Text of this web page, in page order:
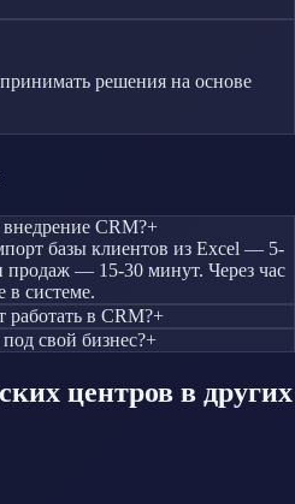
решения на основе
CRM?+
базы клиентов из Excel — 5-
продаж — 15-30 минут. Через час
в системе.
работать в CRM?+
свой бизнес?+
центров в других